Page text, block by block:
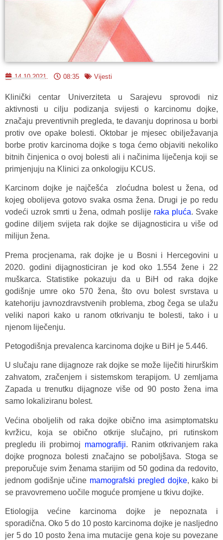
14.10.2021. 08:35 Vijesti
Klinički centar Univerziteta u Sarajevu sprovodi niz
aktivnosti u cilju podizanja svijesti o karcinomu dojke,
značaju preventivnih pregleda, te davanju doprinosa u borbi
protiv ove opake bolesti. Oktobar je mjesec obilježavanja
borbe protiv karcinoma dojke s toga ćemo objaviti nekoliko
bitnih činjenica o ovoj bolesti ali i načinima liječenja koji se
primjenjuju na Klinici za onkologiju KCUS.
Karcinom dojke je najčešća zloćudna bolest u žena, od
kojeg obolijeva gotovo svaka osma žena. Drugi je po redu
vodeći uzrok smrti u žena, odmah poslije raka pluća. Svake
godine diljem svijeta rak dojke se dijagnosticira u više od
milijun žena.
Prema procjenama, rak dojke je u Bosni i Hercegovini u
2020. godini dijagnosticiran je kod oko 1.554 žene i 22
muškarca. Statistike pokazuju da u BiH od raka dojke
godišnje umre oko 570 žena, što ovu bolest svrstava u
katehoriju javnozdravstvenih problema, zbog čega se ulažu
veliki napori kako u ranom otkrivanju te bolesti, tako i u
njenom liječenju.
Petogodišnja prevalenca karcinoma dojke u BiH je 5.446.
U slučaju rane dijagnoze rak dojke se može liječiti hirurškim
zahvatom, zračenjem i sistemskom terapijom. U zemljama
Zapada u trenutku dijagnoze više od 90 posto žena ima
samo lokaliziranu bolest.
Većina oboljelih od raka dojke obično ima asimptomatsku
kvržicu, koja se obično otkrije slučajno, pri rutinskom
pregledu ili probirnoj mamografiji. Ranim otkrivanjem raka
dojke prognoza bolesti značajno se poboljšava. Stoga se
preporučuje svim ženama starijim od 50 godina da redovito,
jednom godišnje učine mamografski pregled dojke, kako bi
se pravovremeno uočile moguće promjene u tkivu dojke.
Etiologija većine karcinoma dojke je nepoznata i
sporadična. Oko 5 do 10 posto karcinoma dojke je nasljedno
jer 5 do 10 posto žena ima mutacije gena koje su povezane